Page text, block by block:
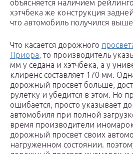
объясняется наличием
хэтчбека же конструкция
что автомобиль получился
Что касается дорожного
Приора, то производитель
мм у седана и хэтчбека, а у
клиренс составляет 170 мм.
дорожный просвет больше,
рулетку и убедится в этом. Но
ошибается, просто указывает
автомобиля при полной
время производители
дорожный просвет своих
нагруженном состоянии.